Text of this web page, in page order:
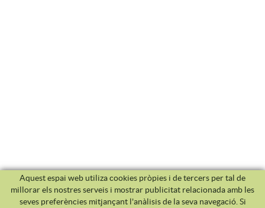
Aquest espai web utiliza cookies pròpies i de tercers per tal de
millorar els nostres serveis i mostrar publicitat relacionada amb les
seves preferències mitjançant l'anàlisis de la seva navegació. Si